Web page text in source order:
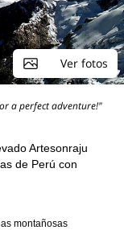
Ver fotos
a perfect adventure!"
Artesonraju
de Perú con
montañosas